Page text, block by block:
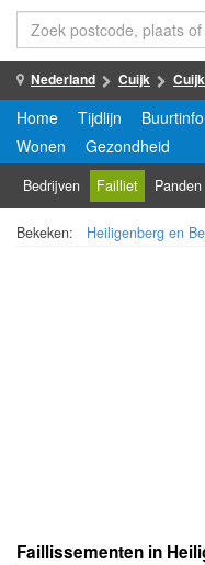
Nederland Cuijk Cuijk
Home Tijdlijn Buurtinfo
Wonen
Gezondheid
Bedrijven Failliet Panden
Bekeken: Heiligenberg en
Faillissementen in